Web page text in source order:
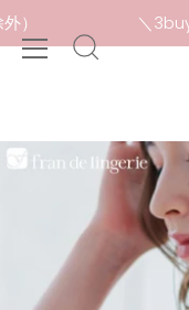
本
文
品除外） ＼